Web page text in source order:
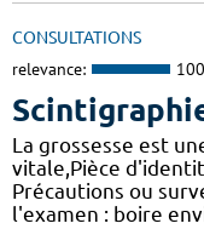
CONSULTATIONS
relevance:
La grossesse est
vitale,Pièce
Précautions ou
l'examen : boire